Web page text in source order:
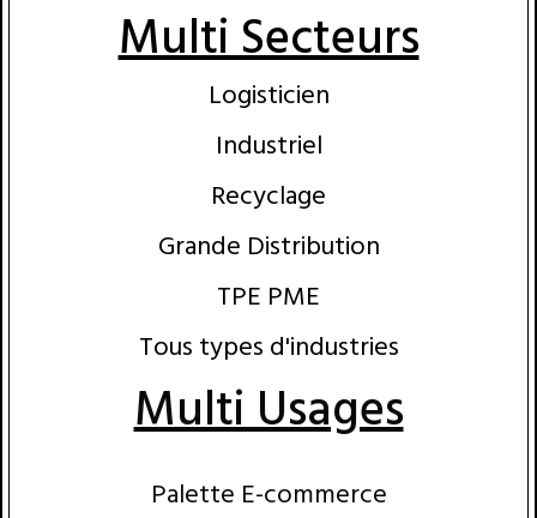
Multi Secteurs
Logisticien
Industriel
Recyclage
Grande Distribution
TPE PME
Tous types d'industries
Multi Usages
Palette E-commerce